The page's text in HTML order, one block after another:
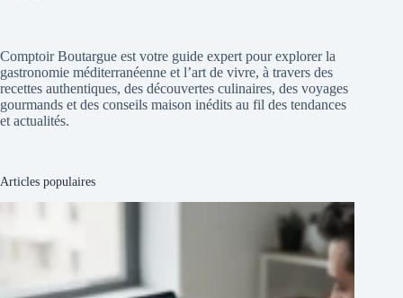
Comptoir Boutargue est votre guide expert pour explorer la
gastronomie méditerranéenne et l’art de vivre, à travers des
recettes authentiques, des découvertes culinaires, des voyages
gourmands et des conseils maison inédits au fil des tendances
et actualités.
Articles populaires